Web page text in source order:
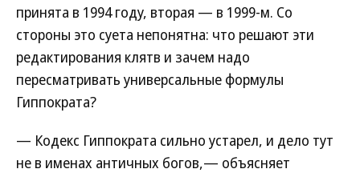
принята в 1994 году, вторая — в 1999-м. Со
стороны это суета непонятна: что решают эти
редактирования клятв и зачем надо
пересматривать универсальные формулы
Гиппократа?
— Кодекс Гиппократа сильно устарел, и дело тут
не в именах античных богов,— объясняет